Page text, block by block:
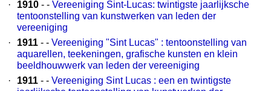
·
1910 - - Vereeniging Sint-Lucas: twintigste jaarlijksche
tentoonstelling van kunstwerken van leden der
vereeniging
·
1911 - - Vereeniging "Sint Lucas" : tentoonstelling van
aquarellen, teekeningen, grafische kunsten en klein
beeldhouwwerk van leden der vereeniging
·
1911 - - Vereeniging Sint Lucas : een en twintigste